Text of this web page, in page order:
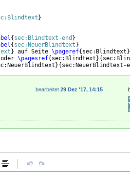
}
{ sec:Blindtext-end }
{ sec:NeuerBlindtext }
} auf Seite \pageref{ sec:Blindtext }
oder \pagesref{ sec:Blindtext }{
}{ sec:NeuerBlindtext-
bearbeitet 29 Dez '17, 14:15